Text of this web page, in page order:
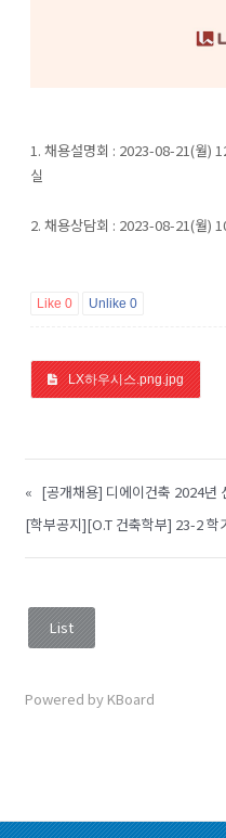
1. 채용설명회 : 2023-08-21(월)
실
2. 채용상담회 : 2023-08-21(월)
Like 0 Unlike 0
LX하우시스.png.jpg
« [공개채용] 디에이건축 2024년
[학부공지][O.T 건축학부] 23-2 학
List
Powered by KBoard